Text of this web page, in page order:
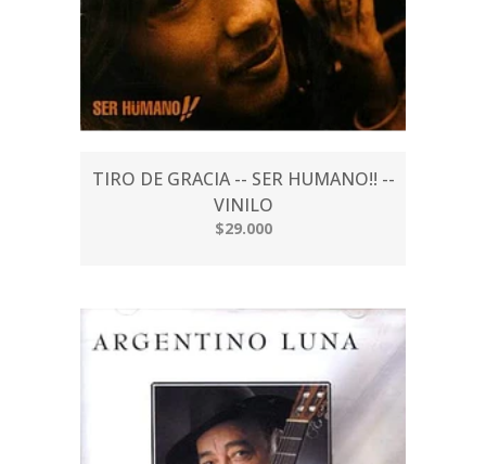
TIRO DE GRACIA -- SER HUMANO!! --
VINILO
$29.000